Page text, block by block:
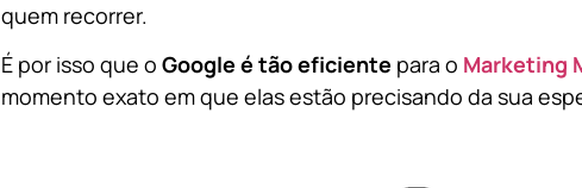
quem recorrer.
É por isso que o Google é tão eficiente para o Marketing
momento exato em que elas estão precisando da sua